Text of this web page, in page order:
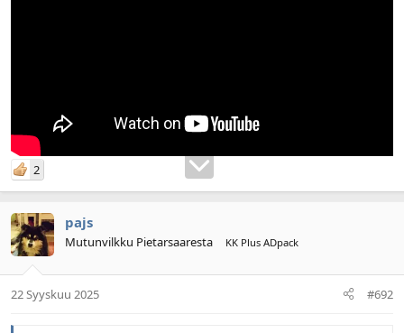
2
pajs
Mutunvilkku Pietarsaaresta KK Plus ADpack
22 Syyskuu 2025 #692